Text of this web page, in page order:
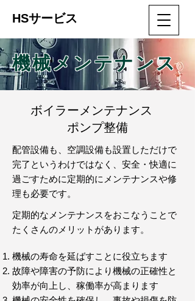
HSサービス
機械メンテナンス
ボイラーメンテナンス
ポンプ整備
配管設備も、空調設備も設置しただけで
完了というわけではなく、安全・快適に
過ごすために定期的にメンテナンスや修
理も必要です。
定期的なメンテナンスをおこなうことで
たくさんのメリットがあります。
機械の寿命を延ばすことに役立ちます
故障や障害の予防により機械の正確性と
効率が向上し、稼働率が高まります